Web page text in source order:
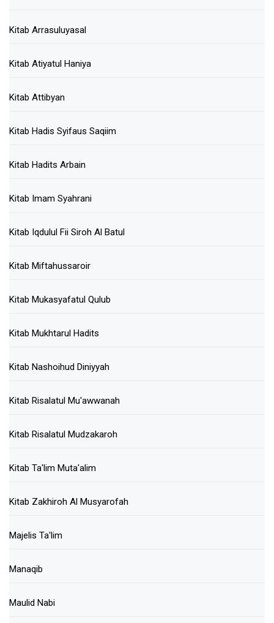
Kitab Arrasuluyasal
Kitab Atiyatul Haniya
Kitab Attibyan
Kitab Hadis Syifaus Saqiim
Kitab Hadits Arbain
Kitab Imam Syahrani
Kitab Iqdulul Fii Siroh Al Batul
Kitab Miftahussaroir
Kitab Mukasyafatul Qulub
Kitab Mukhtarul Hadits
Kitab Nashoihud Diniyyah
Kitab Risalatul Mu'awwanah
Kitab Risalatul Mudzakaroh
Kitab Ta'lim Muta'alim
Kitab Zakhiroh Al Musyarofah
Majelis Ta'lim
Manaqib
Maulid Nabi